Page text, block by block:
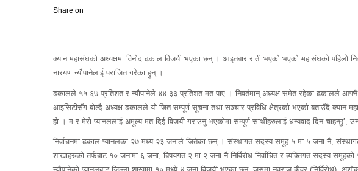
Share on
क्यान महासंघको अध्यक्षमा विनोद ढकाल विजयी भएका छन् । आइतबार राती भएको भएको महासंघको पहिलो
नारयण न्यौपानेलाई पराजित गरेका हुन् ।
ढकालले ५५.६७ प्रतिशत र न्यौपानेले ४४.३३ प्रतिशत मत पाए । निवर्तमान् अध्यक्ष समेत रहेका ढकालले आफ्नै
आइसिटीसँग बोल्दै अध्यक्ष ढकालले यो जित सम्पूर्ण सूचना तथा सञ्चार प्रविधि क्षेत्रको भएको बताउँदै क्यान
हो । म र मेरो प्यानललाई अमूल्य मत दिई विजयी गराउनु भएकोमा सम्पूर्ण साथीहरुलाई धन्यवाद दिन चाहन्छु’,
निर्वाचनमा ढकाल प्यानलका २७ मध्य २३ जनाले जितेका छन् । संस्थागत सदस्य समूह ५ मा ५ जना नै,
शाखाहरुको तर्फबाट १० जनामा ६ जना, बिषयगत २ मा २ जना नै निर्विरोध निर्वाचित र ब्यक्तिगत सदस्य